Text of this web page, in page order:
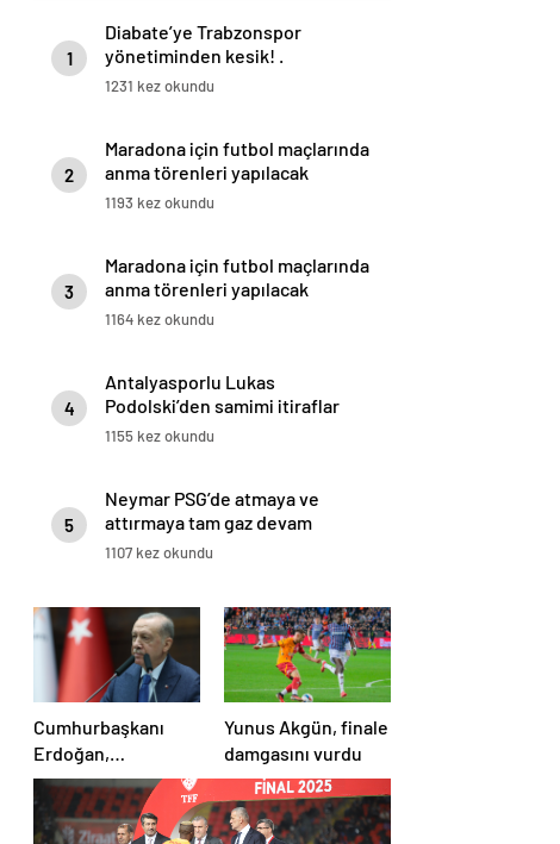
1
Diabate’ye Trabzonspor
yönetiminden kesik! .
1231 kez okundu
2
Maradona için futbol maçlarında
anma törenleri yapılacak
1193 kez okundu
3
Maradona için futbol maçlarında
anma törenleri yapılacak
1164 kez okundu
4
Antalyasporlu Lukas
Podolski’den samimi itiraflar
“Türkiye benim ikinci vatanım” .
1155 kez okundu
5
Neymar PSG’de atmaya ve
attırmaya tam gaz devam
ediyor!
1107 kez okundu
Cumhurbaşkanı
Erdoğan,
Galatasaray’ı tebrik
etti
Yunus Akgün, finale
damgasını vurdu